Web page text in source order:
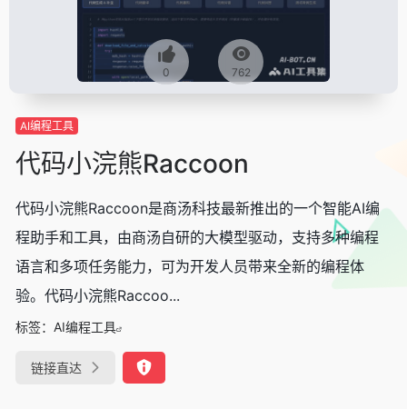
0 762
AI编程工具
代码小浣熊Raccoon
代码小浣熊Raccoon是商汤科技最新推出的一个智能AI编
程助手和工具，由商汤自研的大模型驱动，支持多种编程
语言和多项任务能力，可为开发人员带来全新的编程体
验。代码小浣熊Raccoo...
标签： AI编程工具
链接直达